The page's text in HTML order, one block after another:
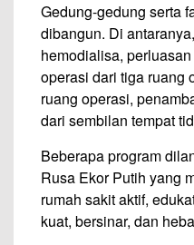
Gedung-gedung serta
dibangun. Di
hemodialisa,
operasi dari tiga ruang
ruang operasi,
dari sembilan tempat
Beberapa program
Rusa Ekor Putih yang
rumah sakit aktif,
kuat, bersinar, dan